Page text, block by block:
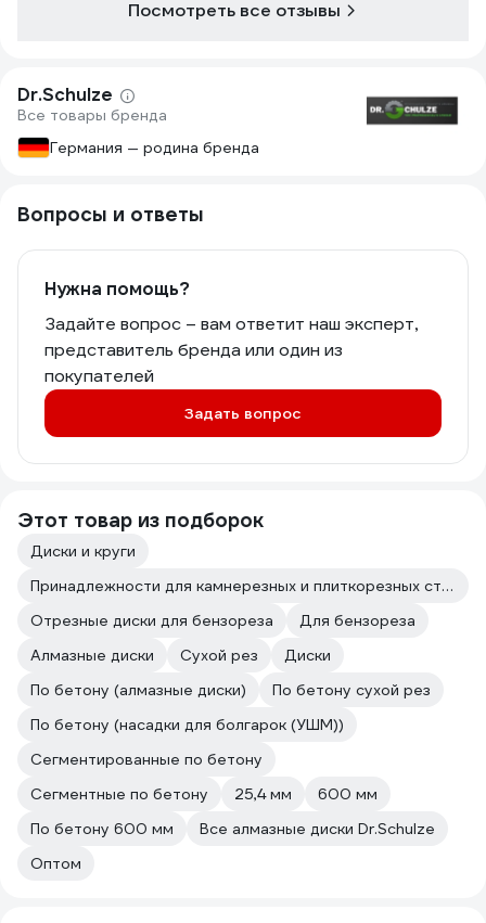
Посмотреть все отзывы
Dr.Schulze
Все товары бренда
Германия — родина бренда
Вопросы и ответы
Нужна помощь?
Задайте вопрос – вам ответит наш эксперт,
представитель бренда или один из
покупателей
Задать вопрос
Этот товар из подборок
Диски и круги
Принадлежности для камнерезных и плиткорезных станков
Отрезные диски для бензореза
Для бензореза
Алмазные диски
Сухой рез
Диски
По бетону (алмазные диски)
По бетону сухой рез
По бетону (насадки для болгарок (УШМ))
Сегментированные по бетону
Сегментные по бетону
25,4 мм
600 мм
По бетону 600 мм
Все алмазные диски Dr.Schulze
Оптом